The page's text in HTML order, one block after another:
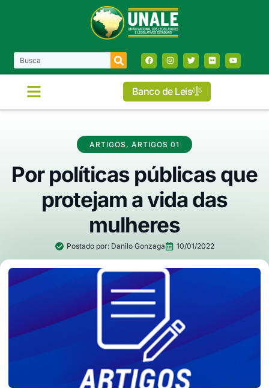
Banco de Leis
ARTIGOS , ARTIGOS 01
Por políticas públicas que
protejam a vida das
mulheres
Postado por:Danilo Gonzaga 10/01/2022